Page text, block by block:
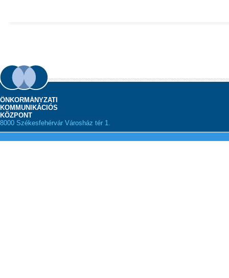
ÖNKORMÁNYZATI
KOMMUNIKÁCIÓS
KÖZPONT
8000 Székesfehérvár Városház tér 1.